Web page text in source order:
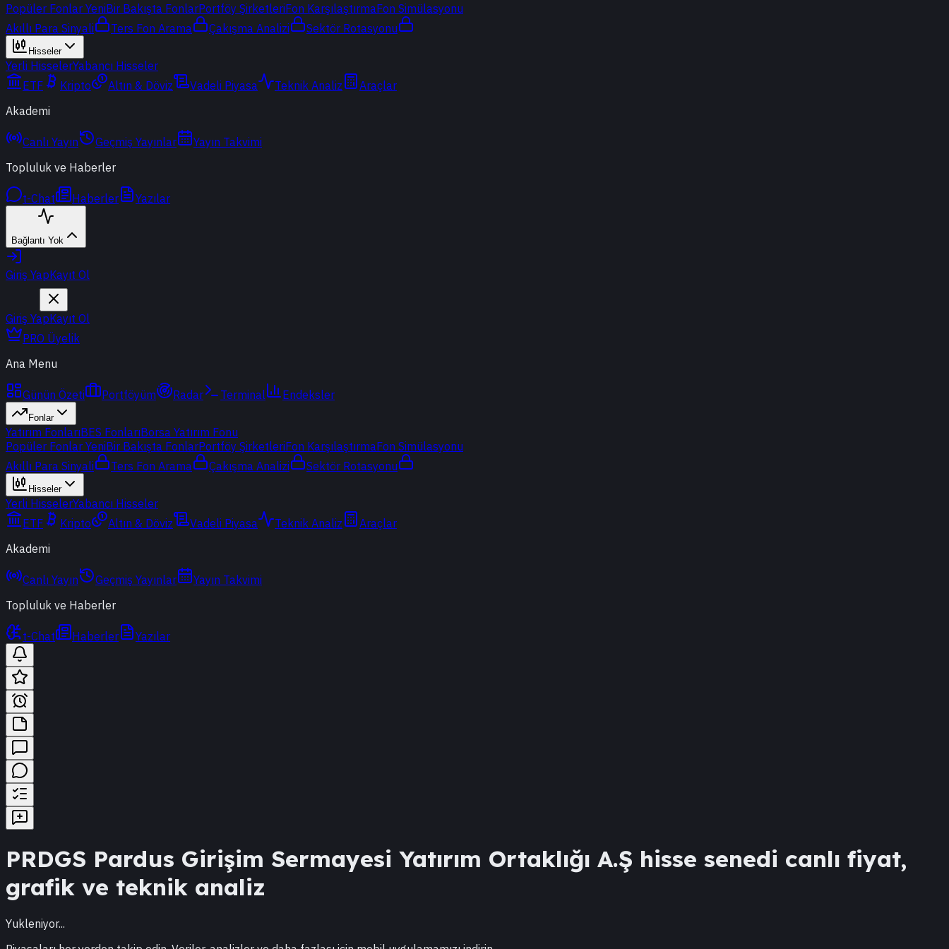
Popüler Fonlar YeniBir Bakışta FonlarPortföy ŞirketleriFon KarşılaştırmaFon Simülasyonu
Akıllı Para Sinyali
Ters Fon Arama Çakışma Analizi Sektör Rotasyonu
Hisseler
Yerli HisselerYabancı Hisseler
ETF
Kripto Altın & Döviz Vadeli Piyasa Teknik Analiz
Araçlar
Akademi
Canlı Yayın Geçmiş Yayınlar
Yayın Takvimi
Topluluk ve Haberler
t-Chat Haberler Yazılar
Bağlantı Yok
Giriş YapKayıt Ol
Giriş YapKayıt Ol
PRO Üyelik
Ana Menu
Günün Özeti Portföyüm Radar Terminal Endeksler
Fonlar
Yatırım FonlarıBES FonlarıBorsa Yatırım Fonu
Popüler Fonlar YeniBir Bakışta FonlarPortföy ŞirketleriFon KarşılaştırmaFon Simülasyonu
Akıllı Para Sinyali
Ters Fon Arama Çakışma Analizi Sektör Rotasyonu
Hisseler
Yerli HisselerYabancı Hisseler
ETF
Kripto Altın & Döviz Vadeli Piyasa Teknik Analiz
Araçlar
Akademi
Canlı Yayın Geçmiş Yayınlar
Yayın Takvimi
Topluluk ve Haberler
t-Chat Haberler Yazılar
PRDGS Pardus Girişim Sermayesi Yatırım Ortaklığı A.Ş hisse senedi canlı fiyat,
grafik ve teknik analiz
Yukleniyor...